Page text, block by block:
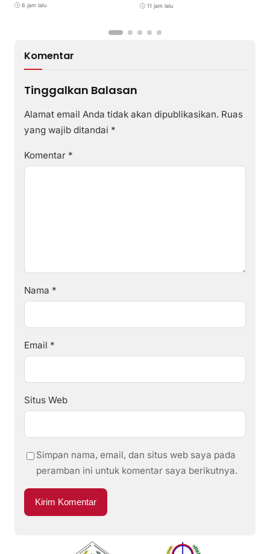
6 jam lalu 11 jam lalu
Komentar
Tinggalkan Balasan
Alamat email Anda tidak akan dipublikasikan. Ruas
yang wajib ditandai *
Komentar *
Nama *
Email *
Situs Web
Simpan nama, email, dan situs web saya pada
peramban ini untuk komentar saya berikutnya.